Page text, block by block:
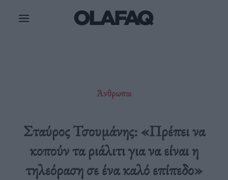
Άνθρωποι
Σταύρος Τσουμάνης: «Πρέπει να
κοπούν τα ριάλιτι για να είναι η
τηλεόραση σε ένα καλό επίπεδο»